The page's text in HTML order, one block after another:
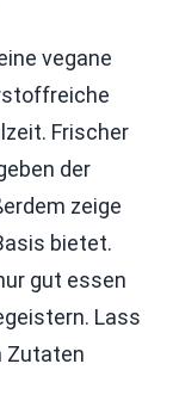
vegane
Frischer
der
zeige
bietet.
gut essen
Lass
Zutaten